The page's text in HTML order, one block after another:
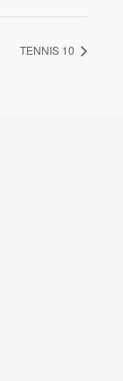
TENNIS 10